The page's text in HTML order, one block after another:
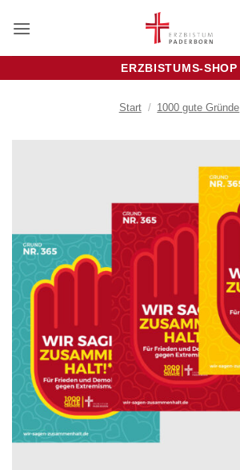
Inhalt
ERZBISTUMS-SHOP
Start / 1000 gute Gründe